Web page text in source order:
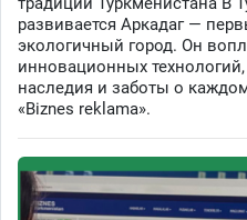
развивается Аркадаг —
экологичный город. Он
инновационных
наследия и заботы о
«Biznes reklama».